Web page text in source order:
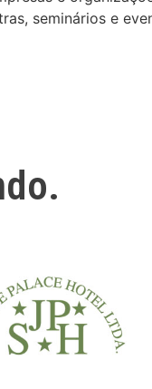
seminários e